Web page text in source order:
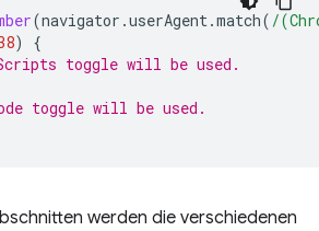
(navigator .userAgent.match( /
)
{
toggle will be used.
toggle will be used.
werden die verschiedenen